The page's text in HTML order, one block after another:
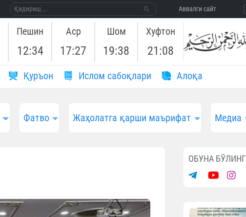
Aввалги сайт
Пешин
12:34
Аср
17:27
Шом
19:38
Хуфтон
21:08
Қуръон Ислом сабоқлари Aлоқа
Фатво Жаҳолатга қарши маърифат Медиа
ОБУНА БЎЛИНГ